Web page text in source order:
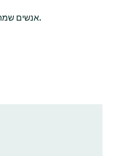
אנשים שמחפשים שם חברי טינדר רווקים בדרך כלל בודקים גם בערים האלה.